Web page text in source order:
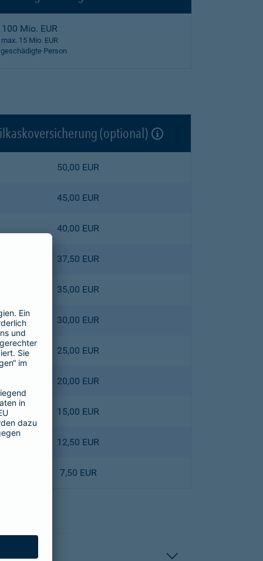
100 Mio. EUR
max. 15 Mio. EUR
Person
(optional)
50,00 EUR
45,00 EUR
40,00 EUR
37,50 EUR
35,00 EUR
30,00 EUR
25,00 EUR
20,00 EUR
15,00 EUR
12,50 EUR
7,50 EUR